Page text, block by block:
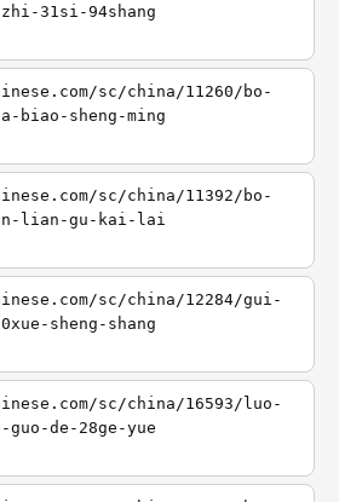
31si-94shang
sc/china/11260/bo-
sheng-ming
sc/china/11392/bo-
lian-gu-kai-lai
sc/china/12284/gui-
sheng-shang
sc/china/16593/luo-
de-28ge-yue